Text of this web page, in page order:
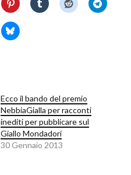
Ecco il bando del premio
NebbiaGialla per racconti
inediti per pubblicare sul
Giallo Mondadori
30 Gennaio 2013